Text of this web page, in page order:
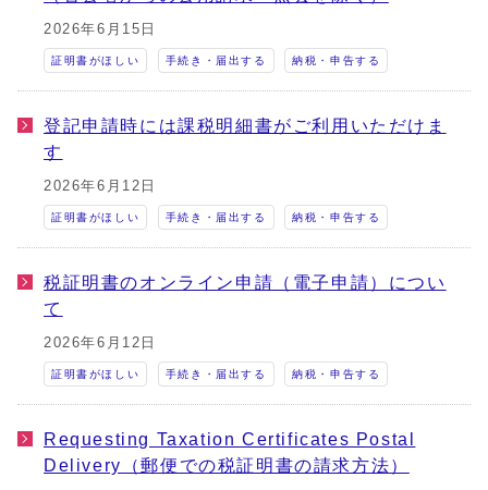
2026年6月15日
証明書がほしい 手続き・届出する 納税・申告する
登記申請時には課税明細書がご利用いただけま
す
2026年6月12日
証明書がほしい 手続き・届出する 納税・申告する
税証明書のオンライン申請（電子申請）につい
て
2026年6月12日
証明書がほしい 手続き・届出する 納税・申告する
Requesting Taxation Certificates Postal
Delivery（郵便での税証明書の請求方法）